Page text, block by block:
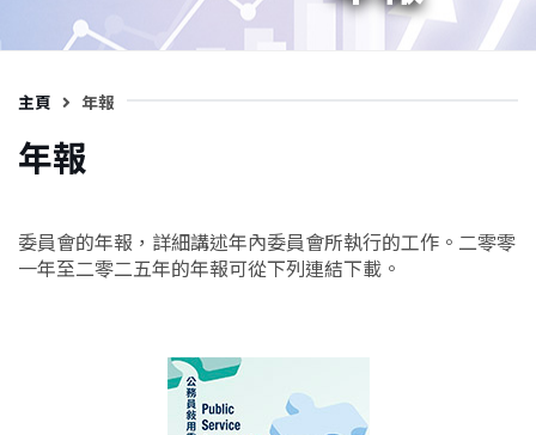
主頁 年報
年報
委員會的年報，詳細講述年內委員會所執行的工作。二零零
一年至二零二五年的年報可從下列連結下載。